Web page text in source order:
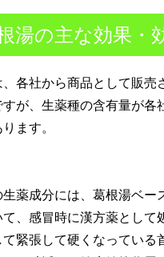
湯の主な効果・
各社から商品として販売
すが、生薬種の含有量が各
ます。
薬成分には、葛根湯ベー
、感冒時に漢方薬として
緊張して硬くなっている